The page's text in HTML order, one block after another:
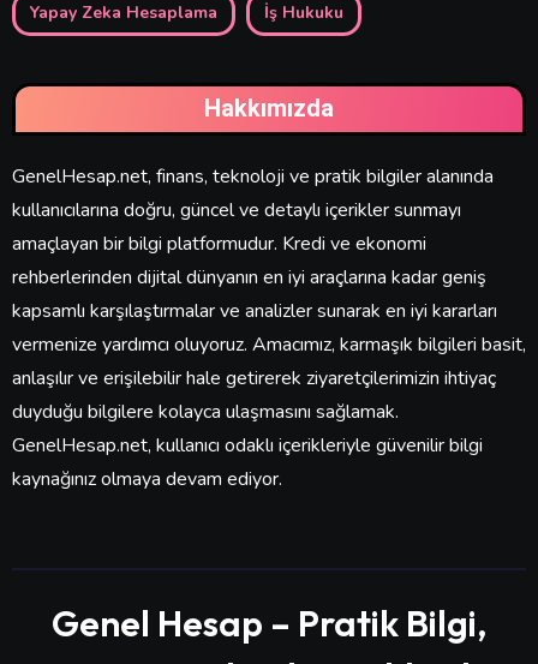
Yapay Zeka Hesaplama İş Hukuku
Hakkımızda
GenelHesap.net, finans, teknoloji ve pratik bilgiler alanında
kullanıcılarına doğru, güncel ve detaylı içerikler sunmayı
amaçlayan bir bilgi platformudur. Kredi ve ekonomi
rehberlerinden dijital dünyanın en iyi araçlarına kadar geniş
kapsamlı karşılaştırmalar ve analizler sunarak en iyi kararları
vermenize yardımcı oluyoruz. Amacımız, karmaşık bilgileri basit,
anlaşılır ve erişilebilir hale getirerek ziyaretçilerimizin ihtiyaç
duyduğu bilgilere kolayca ulaşmasını sağlamak.
GenelHesap.net, kullanıcı odaklı içerikleriyle güvenilir bilgi
kaynağınız olmaya devam ediyor.
Genel Hesap – Pratik Bilgi,